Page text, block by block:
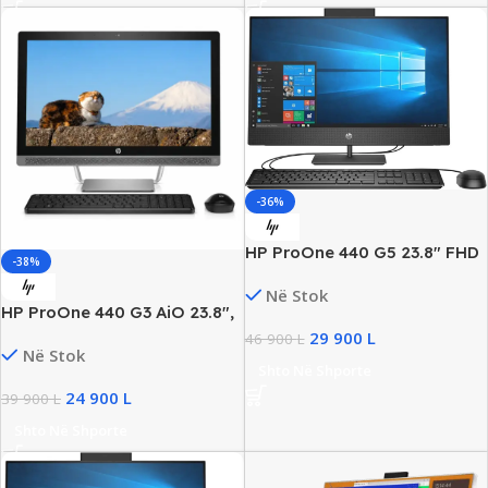
-38%
HP ProOne 440 G3 AiO 23.8″,
256GB SSD, Used
Në Stok
39 900L 24 900 L
-36%
HP ProOne 440 G5 23.8″ FHD
DDR4, 1TB SSD NVMe
Në Stok
46 900L 29 900 L